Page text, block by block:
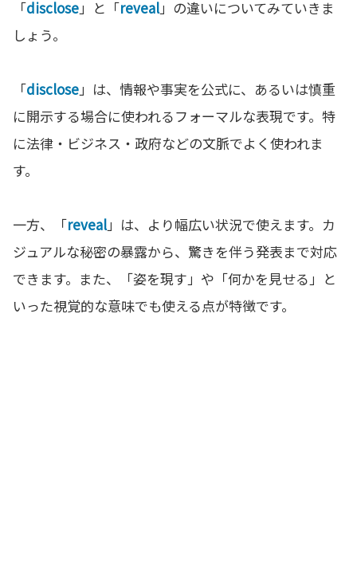
「disclose」と「reveal」の違いについてみていきま
しょう。
「disclose」は、情報や事実を公式に、あるいは慎重
に開示する場合に使われるフォーマルな表現です。特
に法律・ビジネス・政府などの文脈でよく使われま
す。
一方、「reveal」は、より幅広い状況で使えます。カ
ジュアルな秘密の暴露から、驚きを伴う発表まで対応
できます。また、「姿を現す」や「何かを見せる」と
いった視覚的な意味でも使える点が特徴です。